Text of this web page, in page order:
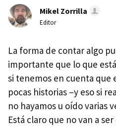
Mikel Zorrilla
Editor
La forma de contar algo
importante que lo que
si tenemos en cuenta que
pocas historias –y eso si
no hayamos u oído varias
Está claro que no van a